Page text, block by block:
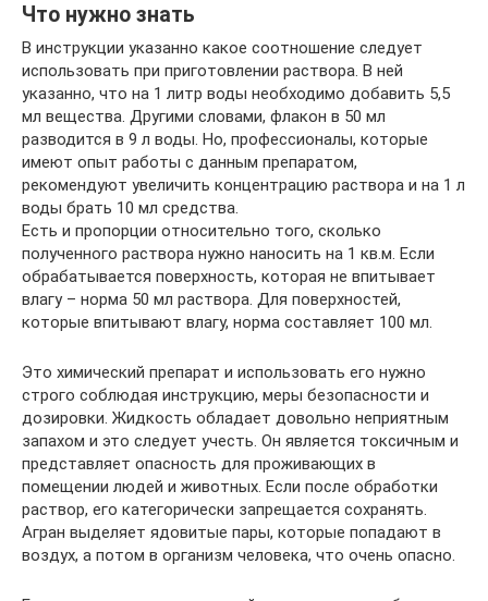
Что нужно знать
В инструкции указанно какое соотношение следует
использовать при приготовлении раствора. В ней
указанно, что на 1 литр воды необходимо добавить 5,5
мл вещества. Другими словами, флакон в 50 мл
разводится в 9 л воды. Но, профессионалы, которые
имеют опыт работы с данным препаратом,
рекомендуют увеличить концентрацию раствора и на 1 л
воды брать 10 мл средства.
Есть и пропорции относительно того, сколько
полученного раствора нужно наносить на 1 кв.м. Если
обрабатывается поверхность, которая не впитывает
влагу – норма 50 мл раствора. Для поверхностей,
которые впитывают влагу, норма составляет 100 мл.
Это химический препарат и использовать его нужно
строго соблюдая инструкцию, меры безопасности и
дозировки. Жидкость обладает довольно неприятным
запахом и это следует учесть. Он является токсичным и
представляет опасность для проживающих в
помещении людей и животных. Если после обработки
раствор, его категорически запрещается сохранять.
Агран выделяет ядовитые пары, которые попадают в
воздух, а потом в организм человека, что очень опасно.